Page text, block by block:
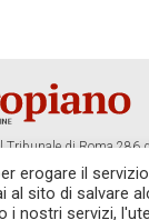
Tribunale di Roma 286
-
REDAZIONE
erogare il
al sito di salvare
nostri servizi,